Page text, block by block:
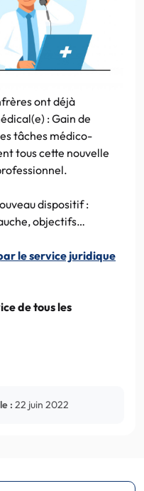
ont déjà
: Gain de
tâches médico-
tous cette nouvelle
dispositif :
objectifs…
le service juridique
de tous les
: 22 juin 2022